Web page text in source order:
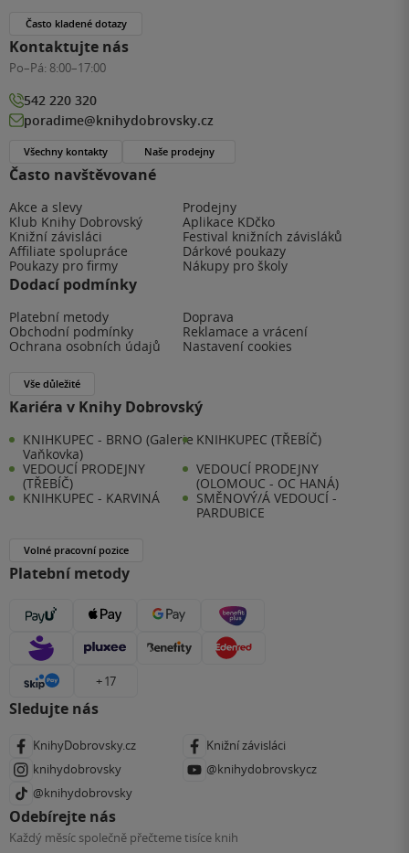
Často navštěvované
Akce a slevy
Prodejny
Klub Knihy Dobrovský
Aplikace KDčko
Knižní závisláci
Festival knižních závisláků
Affiliate spolupráce
Dárkové poukazy
Poukazy pro firmy
Nákupy pro školy
Dodací podmínky
Platební metody
Doprava
Obchodní podmínky
Reklamace a vrácení
Ochrana osobních údajů
Nastavení cookies
Vše důležité
Kariéra v Knihy Dobrovský
KNIHKUPEC - BRNO (Galerie
Vaňkovka)
KNIHKUPEC (TŘEBÍČ)
VEDOUCÍ PRODEJNY
(TŘEBÍČ)
VEDOUCÍ PRODEJNY
(OLOMOUC - OC HANÁ)
KNIHKUPEC - KARVINÁ
SMĚNOVÝ/Á VEDOUCÍ -
PARDUBICE
Volné pracovní pozice
Platební metody
+ 17
Sledujte nás
KnihyDobrovsky.cz
Knižní závisláci
knihydobrovsky
@knihydobrovskycz
@knihydobrovsky
Odebírejte nás
Každý měsíc společně přečteme tisíce knih
Často kladené dotazy
Kontaktujte nás
Po–Pá: 8:00–17:00
542 220 320
poradime@knihydobrovsky.cz
Všechny kontakty Naše prodejny